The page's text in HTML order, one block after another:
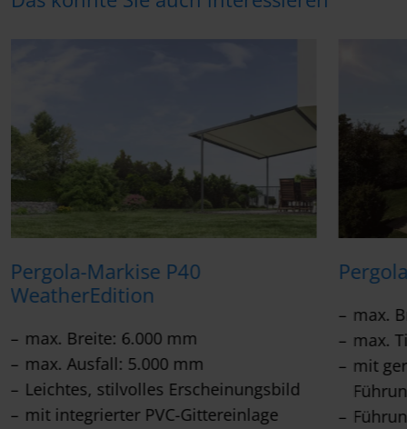
Pergola-Markise P40
WeatherEdition
max. Breite: 6.000 mm
max. Ausfall: 5.000 mm
Leichtes, stilvolles Erscheinungsbild
mit integrierter PVC-Gittereinlage
max.
max.
mit